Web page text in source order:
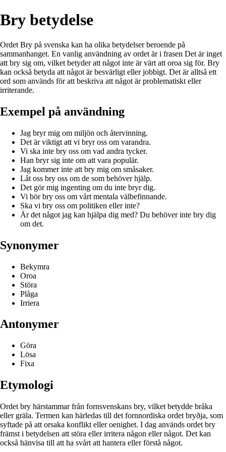
Bry betydelse
Ordet Bry på svenska kan ha olika betydelser beroende på
sammanhanget. En vanlig användning av ordet är i frasen Det är inget
att bry sig om, vilket betyder att något inte är värt att oroa sig för. Bry
kan också betyda att något är besvärligt eller jobbigt. Det är alltså ett
ord som används för att beskriva att något är problematiskt eller
irriterande.
Exempel på användning
Jag bryr mig om miljön och återvinning.
Det är viktigt att vi bryr oss om varandra.
Vi ska inte bry oss om vad andra tycker.
Han bryr sig inte om att vara populär.
Jag kommer inte att bry mig om småsaker.
Låt oss bry oss om de som behöver hjälp.
Det gör mig ingenting om du inte bryr dig.
Vi bör bry oss om vårt mentala välbefinnande.
Ska vi bry oss om politiken eller inte?
Är det något jag kan hjälpa dig med? Du behöver inte bry dig
om det.
Synonymer
Bekymra
Oroa
Störa
Plåga
Irriera
Antonymer
Göra
Lösa
Fixa
Etymologi
Ordet bry härstammar från fornsvenskans bry, vilket betydde bråka
eller gräla. Termen kan härledas till det fornnordiska ordet bryðja, som
syftade på att orsaka konflikt eller oenighet. I dag används ordet bry
främst i betydelsen att störa eller irritera någon eller något. Det kan
också hänvisa till att ha svårt att hantera eller förstå något.